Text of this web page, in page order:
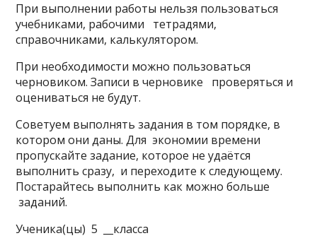
При выполнении работы нельзя пользоваться
учебниками, рабочими тетрадями,
справочниками, калькулятором.
При необходимости можно пользоваться
черновиком. Записи в черновике проверяться и
оцениваться не будут.
Советуем выполнять задания в том порядке, в
котором они даны. Для экономии времени
пропускайте задание, которое не удаётся
выполнить сразу, и переходите к следующему.
Постарайтесь выполнить как можно больше
заданий.
Ученика(цы) 5 __класса